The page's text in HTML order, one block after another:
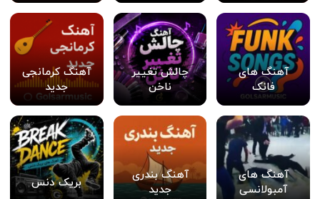
آهنگ های
فانک
چالش تغییر
ناخن
آهنگ کرمانجی
جدید
آهنگ های
آمبولانسی
آهنگ بندری
جدید
بریک دنس